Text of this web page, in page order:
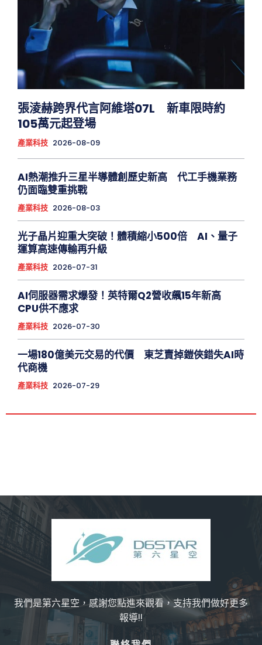
張淩赫跨界代言阿維塔07L 新車限時約
105萬元起登場
產業科技 2026-08-09
AI熱潮推升三星半導體創歷史新高 代工手機業務
仍面臨雙重挑戰
產業科技 2026-08-03
光子晶片迎重大突破！體積縮小500倍 AI、量子
運算高速傳輸再升級
產業科技 2026-07-31
AI伺服器需求爆發！英特爾Q2營收飆15年新高
CPU供不應求
產業科技 2026-07-30
一場180億美元交易的代價 東芝賣掉鎧俠錯失AI時
代商機
產業科技 2026-07-29
我們是第六星空，感謝您點進來觀看，支持我們做好更多
報導!!